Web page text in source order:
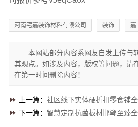
河南宅嘉装饰材料有限公司 装饰 嘉
本网站部分内容系网友自发上传与
其观点。如涉及内容，版权等问题，请
在第一时间删除内容！
上一篇： 社区线下实体硬折扣零食铺全域盈
下一篇： 智慧定制抗菌板材邯郸至臻